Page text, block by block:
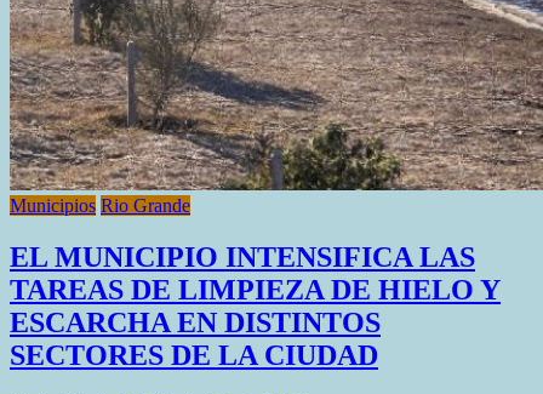
Municipios Rio Grande
EL MUNICIPIO INTENSIFICA LAS
TAREAS DE LIMPIEZA DE HIELO Y
ESCARCHA EN DISTINTOS
SECTORES DE LA CIUDAD